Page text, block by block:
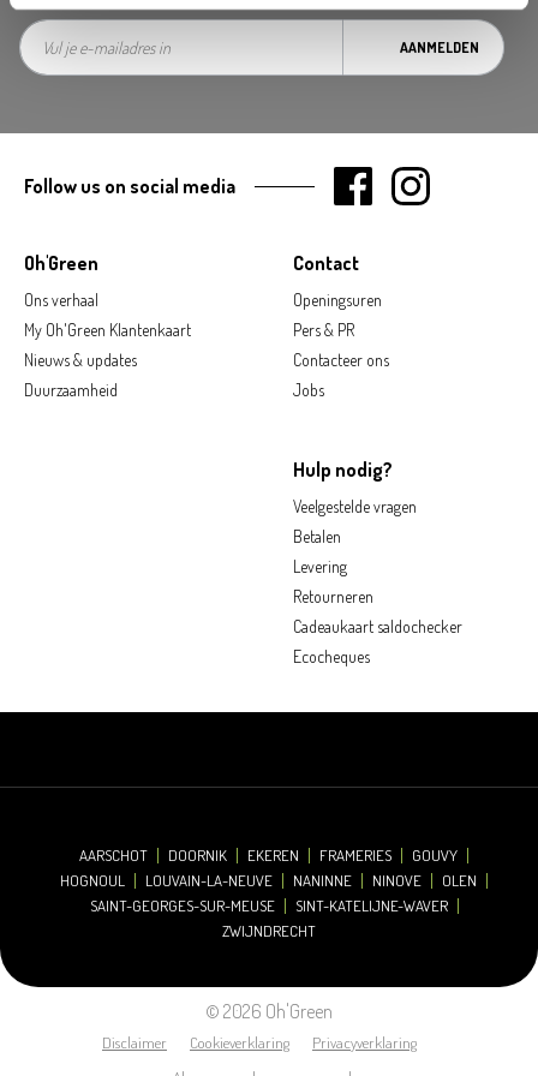
AANMELDEN
Oh'Green
Ons verhaal
My Oh'Green Klantenkaart
Nieuws & updates
Duurzaamheid
Contact
Openingsuren
Pers & PR
Contacteer ons
Jobs
Hulp nodig?
Veelgestelde vragen
Betalen
Levering
Retourneren
Cadeaukaart saldochecker
Ecocheques
Follow us on social media
AARSCHOT DOORNIK EKEREN FRAMERIES
GOUVY
HOGNOUL
LOUVAIN-LA-NEUVE NANINNE NINOVE
OLEN
SAINT-GEORGES-SUR-MEUSE
SINT-KATELIJNE-WAVER
ZWIJNDRECHT
© 2026 Oh'Green
Disclaimer Cookieverklaring
Privacyverklaring